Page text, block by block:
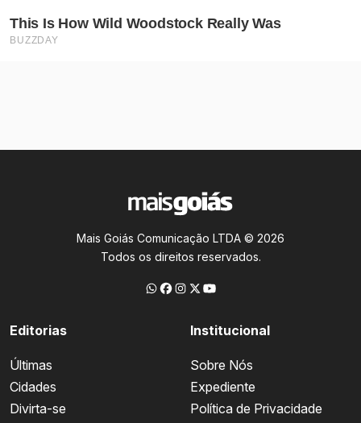
Mais Goiás Comunicação LTDA © 2026
Todos os direitos reservados.
Editorias
Últimas
Cidades
Divirta-se
Institucional
Sobre Nós
Expediente
Política de Privacidade